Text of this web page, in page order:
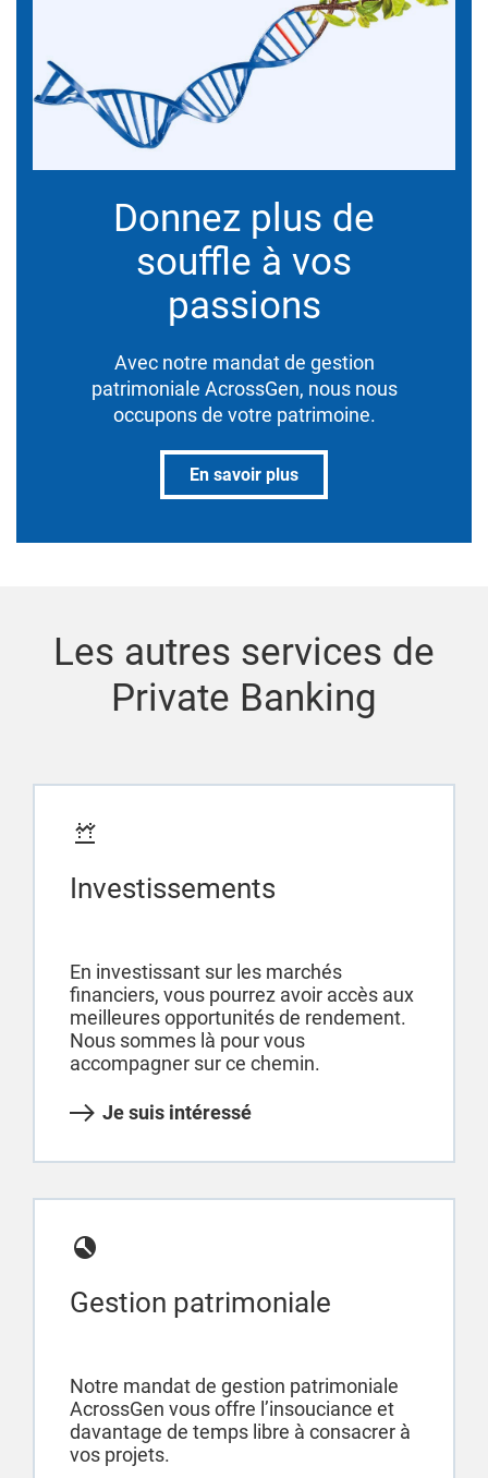
Donnez plus de
souffle à vos
passions
Avec notre mandat de gestion
patrimoniale AcrossGen, nous nous
occupons de votre patrimoine.
En savoir plus
Les autres services de
Private Banking
Investissements
En investissant sur les marchés
financiers, vous pourrez avoir accès aux
meilleures opportunités de rendement.
Nous sommes là pour vous
accompagner sur ce chemin.
Je suis intéressé
Gestion patrimoniale
Notre mandat de gestion patrimoniale
AcrossGen vous offre l’insouciance et
davantage de temps libre à consacrer à
vos projets.